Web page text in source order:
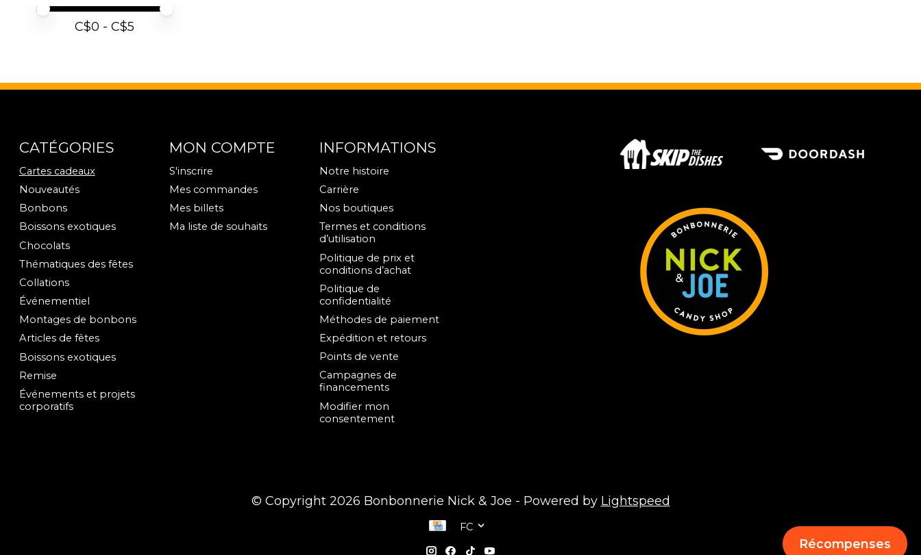
Prix minimum
Price maximum value
C$0 - C$5
CATÉGORIES
Cartes cadeaux
Nouveautés
Bonbons
Boissons exotiques
Chocolats
Thématiques des fêtes
Collations
Événementiel
Montages de bonbons
Articles de fêtes
Boissons exotiques
Remise
Événements et projets
corporatifs
MON COMPTE
S'inscrire
Mes commandes
Mes billets
Ma liste de souhaits
INFORMATIONS
Notre histoire
Carrière
Nos boutiques
Termes et conditions
d’utilisation
Politique de prix et
conditions d’achat
Politique de
confidentialité
Méthodes de paiement
Expédition et retours
Points de vente
Campagnes de
financements
Modifier mon
consentement
© Copyright 2026 Bonbonnerie Nick & Joe - Powered by Lightspeed
FC
Récompenses